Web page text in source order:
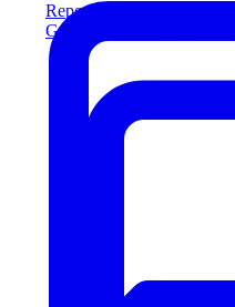
Reportes para prestamistas
Genere reportes listos para